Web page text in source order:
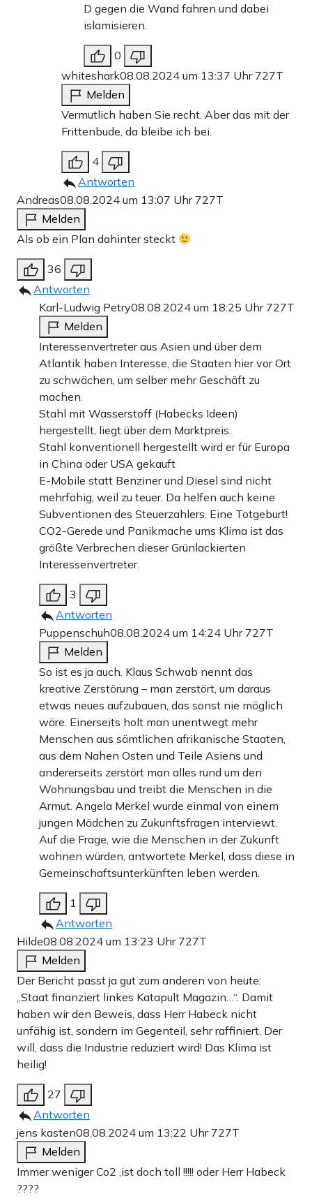
D gegen die Wand fahren und dabei
islamisieren.
0
whiteshark08.08.2024 um 13:37 Uhr 727T
Melden
Vermutlich haben Sie recht. Aber das mit der
Frittenbude, da bleibe ich bei.
4
Antworten
Andreas08.08.2024 um 13:07 Uhr 727T
Melden
Als ob ein Plan dahinter steckt
36
Antworten
Karl-Ludwig Petry08.08.2024 um 18:25 Uhr 727T
Melden
Interessenvertreter aus Asien und über dem
Atlantik haben Interesse, die Staaten hier vor Ort
zu schwächen, um selber mehr Geschäft zu
machen.
Stahl mit Wasserstoff (Habecks Ideen)
hergestellt, liegt über dem Marktpreis.
Stahl konventionell hergestellt wird er für Europa
in China oder USA gekauft
E-Mobile statt Benziner und Diesel sind nicht
mehrfähig, weil zu teuer. Da helfen auch keine
Subventionen des Steuerzahlers. Eine Totgeburt!
CO2-Gerede und Panikmache ums Klima ist das
größte Verbrechen dieser Grünlackierten
Interessenvertreter.
3
Antworten
Puppenschuh08.08.2024 um 14:24 Uhr 727T
Melden
So ist es ja auch. Klaus Schwab nennt das
kreative Zerstörung – man zerstört, um daraus
etwas neues aufzubauen, das sonst nie möglich
wäre. Einerseits holt man unentwegt mehr
Menschen aus sämtlichen afrikanische Staaten,
aus dem Nahen Osten und Teile Asiens und
andererseits zerstört man alles rund um den
Wohnungsbau und treibt die Menschen in die
Armut. Angela Merkel wurde einmal von einem
jungen Mädchen zu Zukunftsfragen interviewt.
Auf die Frage, wie die Menschen in der Zukunft
wohnen würden, antwortete Merkel, dass diese in
Gemeinschaftsunterkünften leben werden.
1
Antworten
Hilde08.08.2024 um 13:23 Uhr 727T
Melden
Der Bericht passt ja gut zum anderen von heute:
„Staat finanziert linkes Katapult Magazin…“. Damit
haben wir den Beweis, dass Herr Habeck nicht
unfähig ist, sondern im Gegenteil, sehr raffiniert. Der
will, dass die Industrie reduziert wird! Das Klima ist
heilig!
27
Antworten
jens kasten08.08.2024 um 13:22 Uhr 727T
Melden
Immer weniger Co2 ,ist doch toll !!!!! oder Herr Habeck
????